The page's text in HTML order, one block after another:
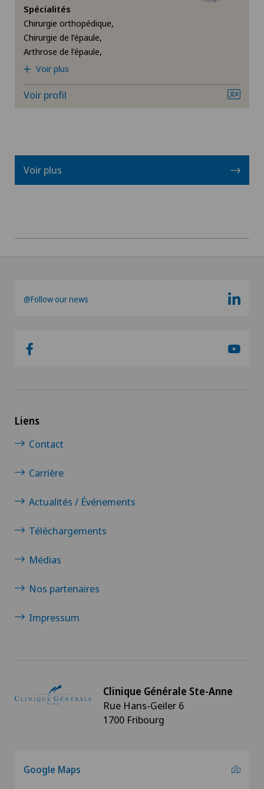
Prothèse de l’épaule
ROSA®
Rupture de la coiffe des rotateurs
Uro-gynécologie
Vasectomie (ligature/stérilisation)
Spécialités
Chirurgie orthopédique,
Chirurgie de l’épaule,
Arthrose de l’épaule,
Voir plus
Voir profil
Voir plus
@Follow our news
Liens
Contact
Carrière
Actualités / Événements
Téléchargements
Médias
Nos partenaires
Impressum
Clinique Générale Ste-Anne
Rue Hans-Geiler 6
1700 Fribourg
Google Maps